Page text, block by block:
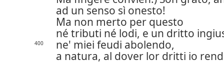
ad un senso sì onesto!
Ma non merto per questo
né tributi né lodi, e un dritto
400
ne' miei feudi abolendo,
a natura, al dover lor dritti io